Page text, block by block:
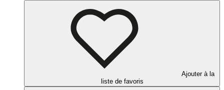
Ajouter à la
liste de favoris